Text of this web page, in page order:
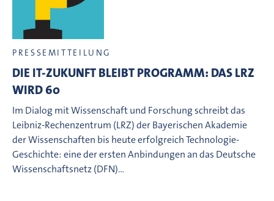
PRESSEMITTEILUNG
DIE IT-ZUKUNFT BLEIBT PROGRAMM: DAS LRZ
WIRD 60
Im Dialog mit Wissenschaft und Forschung schreibt das
Leibniz-Rechenzentrum (LRZ) der Bayerischen Akademie
der Wissenschaften bis heute erfolgreich Technologie-
Geschichte: eine der ersten Anbindungen an das Deutsche
Wissenschaftsnetz (DFN)…